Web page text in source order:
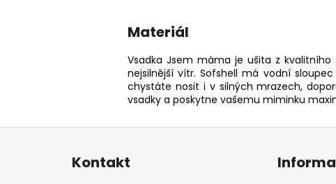
Materiál
Vsadka Jsem máma je ušita z
nejsilnější vítr. Sofshell má vodní
chystáte nosit i v silných mrazech,
vsadky a poskytne vašemu miminku
Z
Kontakt